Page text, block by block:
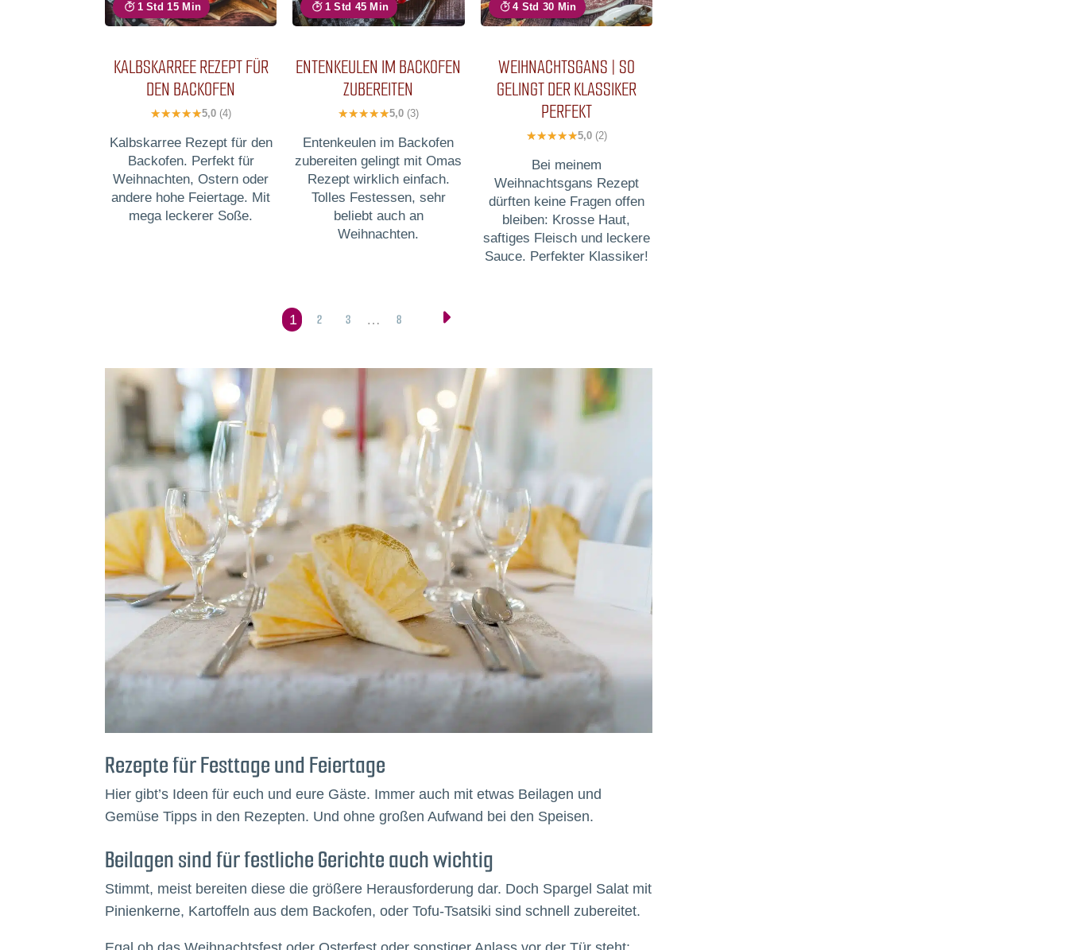
1 Std 15 Min
KALBSKARREE REZEPT FÜR
DEN BACKOFEN
5,0 (4)
Kalbskarree Rezept für den
Backofen. Perfekt für
Weihnachten, Ostern oder
andere hohe Feiertage. Mit
mega leckerer Soße.
1 Std 45 Min
ENTENKEULEN IM BACKOFEN
ZUBEREITEN
5,0 (3)
Entenkeulen im Backofen
zubereiten gelingt mit Omas
Rezept wirklich einfach.
Tolles Festessen, sehr
beliebt auch an
Weihnachten.
4 Std 30 Min
WEIHNACHTSGANS | SO
GELINGT DER KLASSIKER
PERFEKT
5,0 (2)
Bei meinem
Weihnachtsgans Rezept
dürften keine Fragen offen
bleiben: Krosse Haut,
saftiges Fleisch und leckere
Sauce. Perfekter Klassiker!
1 2 3 … 8
Rezepte für Festtage und Feiertage
Hier gibt’s Ideen für euch und eure Gäste. Immer auch mit etwas Beilagen und
Gemüse Tipps in den Rezepten. Und ohne großen Aufwand bei den Speisen.
Beilagen sind für festliche Gerichte auch wichtig
Stimmt, meist bereiten diese die größere Herausforderung dar. Doch Spargel Salat mit
Pinienkerne, Kartoffeln aus dem Backofen, oder Tofu-Tsatsiki sind schnell zubereitet.